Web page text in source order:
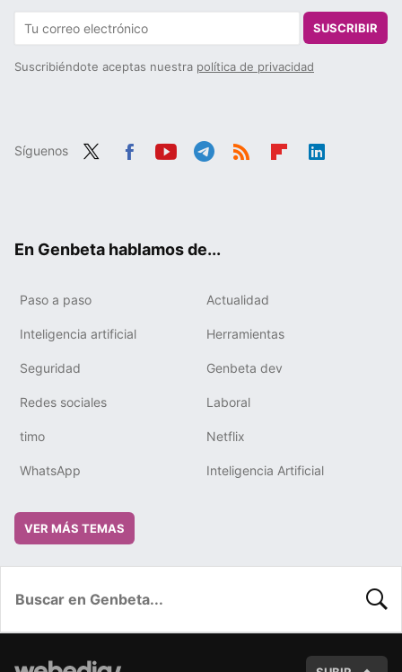
SUSCRIBIR
Suscribiéndote aceptas nuestra política de privacidad
Síguenos
En Genbeta hablamos de...
Paso a paso Actualidad
Inteligencia artificial Herramientas
Seguridad Genbeta dev
Redes sociales Laboral
timo Netflix
WhatsApp Inteligencia Artificial
VER MÁS TEMAS